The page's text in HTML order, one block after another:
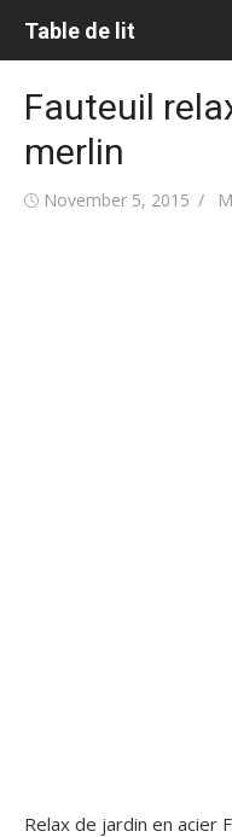
Table de lit
Fauteuil
merlin
Posted
November 5, 2015
Relax de jardin en acier